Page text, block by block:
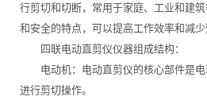
行剪切和切断，常用于家庭、工业和建
和安全的特点，可以提高工作效率和减少
四联电动直剪仪仪器组成结构：
电动机：电动直剪仪的核心部件是电
进行剪切操作。